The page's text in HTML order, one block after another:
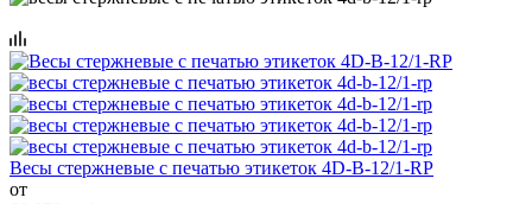
Весы стержневые с печатью этикеток 4D-B-12/1-RP
от